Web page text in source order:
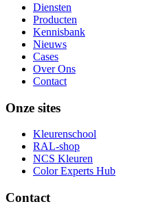
Diensten
Producten
Kennisbank
Nieuws
Cases
Over Ons
Contact
Onze sites
Kleurenschool
RAL-shop
NCS Kleuren
Color Experts Hub
Contact